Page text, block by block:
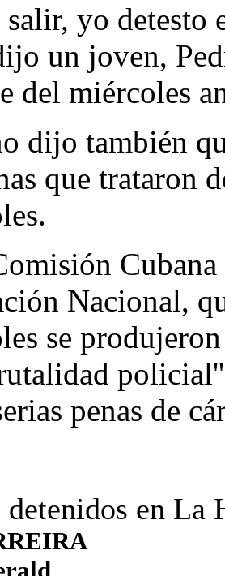
yo detesto
un joven,
del miércoles
dijo también
que trataron
Nacional,
se
penas de
en La